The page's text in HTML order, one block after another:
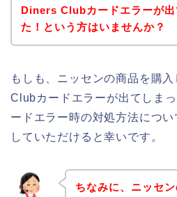
Diners Clubカードエラーが出
た！という方はいませんか？
もしも、ニッセンの商品を購
Clubカードエラーが出てしま
ードエラー時の対処方法につ
していただけると幸いです。
ちなみに、ニッセ